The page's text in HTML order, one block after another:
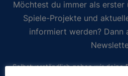
Möchtest du immer als erster
Spiele-Projekte und
informiert werden? Dann
Selbstverständlich geben wir deine